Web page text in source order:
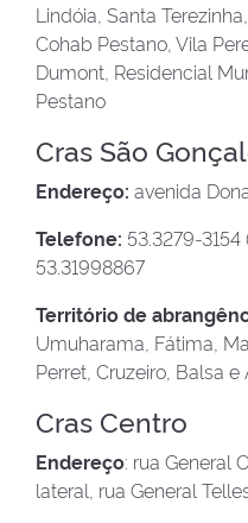
Lindóia, Santa
Cohab Pestano, Vila
Dumont, Residencial
Pestano
Cras São
Endereço: avenida
Telefone: 53.3279-
53.31998867
Território de
Umuharama, Fátima,
Perret, Cruzeiro, Balsa e
Cras Centro
Endereço: rua General
lateral, rua General